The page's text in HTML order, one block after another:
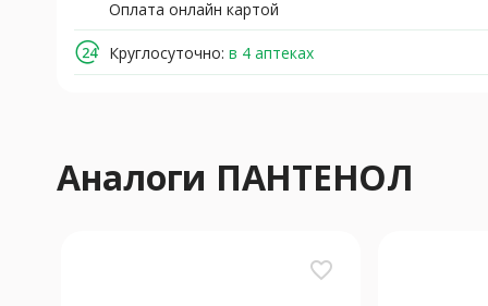
Оплата онлайн картой
Круглосуточно: в 4 аптеках
Аналоги ПАНТЕНОЛ
favorite_border